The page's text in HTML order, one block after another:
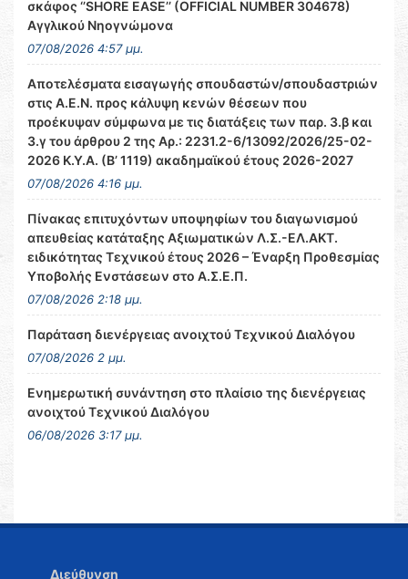
σκάφος ‘’SHORE EASE’’ (OFFICIAL NUMBER 304678)
Αγγλικού Νηογνώμονα
07/08/2026 4:57 μμ.
Αποτελέσματα εισαγωγής σπουδαστών/σπουδαστριών
στις Α.Ε.Ν. προς κάλυψη κενών θέσεων που
προέκυψαν σύμφωνα με τις διατάξεις των παρ. 3.β και
3.γ του άρθρου 2 της Αρ.: 2231.2-6/13092/2026/25-02-
2026 Κ.Υ.Α. (Β’ 1119) ακαδημαϊκού έτους 2026-2027
07/08/2026 4:16 μμ.
Πίνακας επιτυχόντων υποψηφίων του διαγωνισμού
απευθείας κατάταξης Αξιωματικών Λ.Σ.-ΕΛ.ΑΚΤ.
ειδικότητας Τεχνικού έτους 2026 – Έναρξη Προθεσμίας
Υποβολής Ενστάσεων στο Α.Σ.Ε.Π.
07/08/2026 2:18 μμ.
Παράταση διενέργειας ανοιχτού Τεχνικού Διαλόγου
07/08/2026 2 μμ.
Ενημερωτική συνάντηση στο πλαίσιο της διενέργειας
ανοιχτού Τεχνικού Διαλόγου
06/08/2026 3:17 μμ.
Διεύθυνση